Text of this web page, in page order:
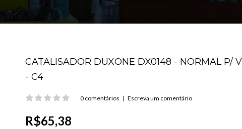
CATALISADOR DUXONE DX0148 - NORMAL P/
- C4
0 comentários | Escreva um comentário
R$65,38